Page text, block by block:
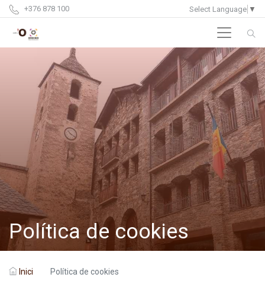
+376 878 100 Select Language ▼
Política de cookies
Inici Política de cookies